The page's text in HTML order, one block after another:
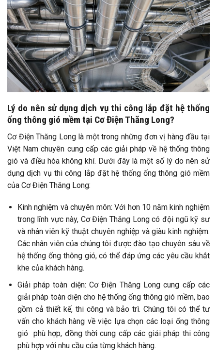
Lý do nên sử dụng dịch vụ thi công lắp đặt hệ thống
ống thông gió mềm tại Cơ Điện Thăng Long?
Cơ Điện Thăng Long là một trong những đơn vị hàng đầu tại
Việt Nam chuyên cung cấp các giải pháp về hệ thống thông
gió và điều hòa không khí. Dưới đây là một số lý do nên sử
dụng dịch vụ thi công lắp đặt hệ thống ống thông gió mềm
của Cơ Điện Thăng Long:
Kinh nghiệm và chuyên môn: Với hơn 10 năm kinh nghiệm
trong lĩnh vực này, Cơ Điện Thăng Long có đội ngũ kỹ sư
và nhân viên kỹ thuật chuyên nghiệp và giàu kinh nghiệm.
Các nhân viên của chúng tôi được đào tạo chuyên sâu về
hệ thống ống thông gió, có thể đáp ứng các yêu cầu khắt
khe của khách hàng.
Giải pháp toàn diện: Cơ Điện Thăng Long cung cấp các
giải pháp toàn diện cho hệ thống ống thông gió mềm, bao
gồm cả thiết kế, thi công và bảo trì. Chúng tôi có thể tư
vấn cho khách hàng về việc lựa chọn các loại ống thông
gió phù hợp, đồng thời cung cấp các giải pháp thi công
phù hợp với nhu cầu của từng khách hàng.